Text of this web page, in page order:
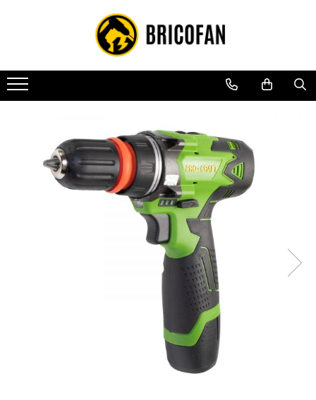
Toate Produsele
Vehicule electrice
Atv
Fără permis
Masini electrice
Motocross
Piese de schimb vehicule electrice